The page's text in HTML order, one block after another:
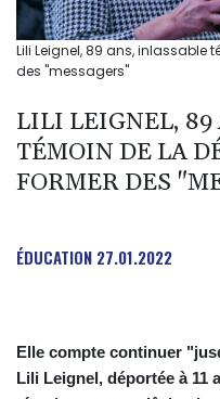
Lili Leignel, 89 ans, inlassable
des "messagers"
LILI LEIGNEL, 89
TÉMOIN DE LA
FORMER DES
ÉDUCATION 27.01.2022
Elle compte continuer
Lili Leignel, déportée à 11